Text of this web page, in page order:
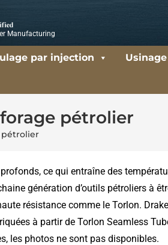
Manufacturing
par injection
pétrolier
pétrolier
ce qui entraîne des
génération d’outils pétroliers à
résistance comme le Torlon.
à partir de Torlon Seamless
les photos ne sont pas disponibles.